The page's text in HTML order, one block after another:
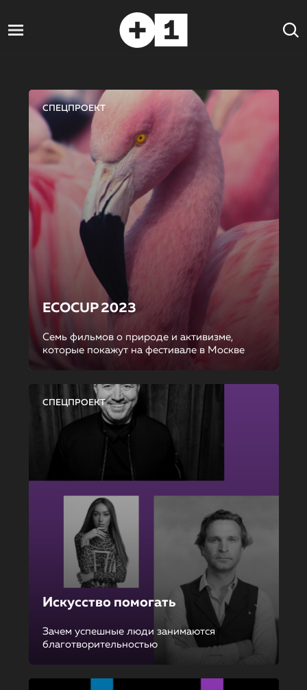
СПЕЦПРОЕКТ
ECOCUP 2023
Семь фильмов о природе и активизме,
которые покажут на фестивале в Москве
СПЕЦПРОЕКТ
Искусство помогать
Зачем успешные люди занимаются
благотворительностью